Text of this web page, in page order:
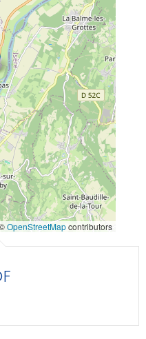
OpenStreetMapcontributors